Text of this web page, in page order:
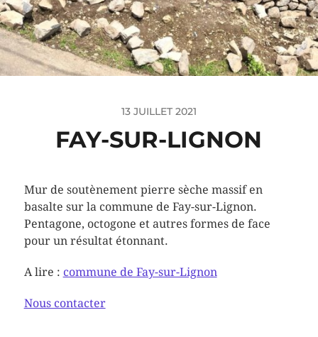
13 JUILLET 2021
FAY-SUR-LIGNON
Mur de soutènement pierre sèche massif en
basalte sur la commune de Fay-sur-Lignon.
Pentagone, octogone et autres formes de face
pour un résultat étonnant.
A lire : commune de Fay-sur-Lignon
Nous contacter